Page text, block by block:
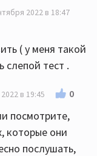
2022 в 18:47
( у меня такой
слепой тест .
в 19:45 0
посмотрите,
которые они
послушать,